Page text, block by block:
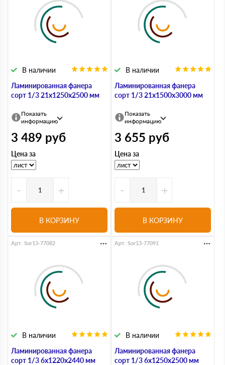
Ламинированная фанера
сорт 1/3 21х1250х2500 мм
В наличии
Показать
информацию
3 489 руб
Цена за
- +
В КОРЗИНУ
Ламинированная фанера
сорт 1/3 21х1500х3000 мм
В наличии
Показать
информацию
3 655 руб
Цена за
- +
В КОРЗИНУ
Ламинированная фанера
сорт 1/3 6х1220х2440 мм
В наличии
Арт. Sor13-77082
Ламинированная фанера
сорт 1/3 6х1250х2500 мм
В наличии
Арт. Sor13-77091